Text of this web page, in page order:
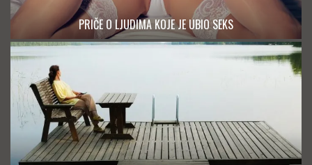
PRIČE O LJUDIMA KOJE JE UBIO SEKS